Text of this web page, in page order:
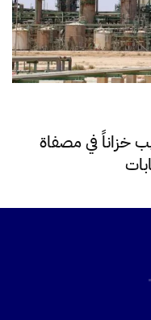
خزاناً في مصفاة